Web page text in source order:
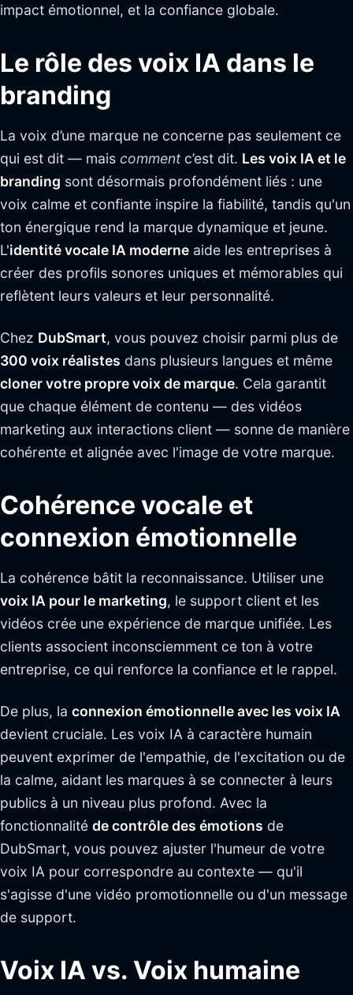
impact émotionnel, et la confiance globale.
Le rôle des voix IA dans le
branding
La voix d’une marque ne concerne pas seulement ce
qui est dit — mais commentc’est dit. Les voix IA et le
branding sont désormais profondément liés : une
voix calme et confiante inspire la fiabilité, tandis qu'un
ton énergique rend la marque dynamique et jeune.
L'identité vocale IA moderne aide les entreprises à
créer des profils sonores uniques et mémorables qui
reflètent leurs valeurs et leur personnalité.
Chez DubSmart, vous pouvez choisir parmi plus de
300 voix réalistes dans plusieurs langues et même
cloner votre propre voix de marque. Cela garantit
que chaque élément de contenu — des vidéos
marketing aux interactions client — sonne de manière
cohérente et alignée avec l'image de votre marque.
Cohérence vocale et
connexion émotionnelle
La cohérence bâtit la reconnaissance. Utiliser une
voix IA pour le marketing, le support client et les
vidéos crée une expérience de marque unifiée. Les
clients associent inconsciemment ce ton à votre
entreprise, ce qui renforce la confiance et le rappel.
De plus, la connexion émotionnelle avec les voix IA
devient cruciale. Les voix IA à caractère humain
peuvent exprimer de l'empathie, de l'excitation ou de
la calme, aidant les marques à se connecter à leurs
publics à un niveau plus profond. Avec la
fonctionnalité de contrôle des émotions de
DubSmart, vous pouvez ajuster l'humeur de votre
voix IA pour correspondre au contexte — qu'il
s'agisse d'une vidéo promotionnelle ou d'un message
de support.
Voix IA vs. Voix humaine